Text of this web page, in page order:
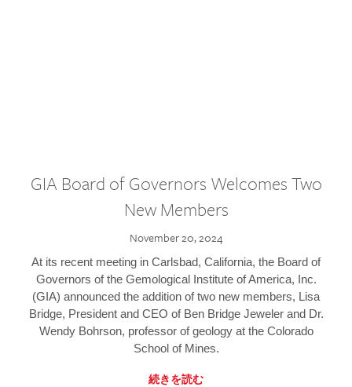
GIA Board of Governors Welcomes Two
New Members
November 20, 2024
At its recent meeting in Carlsbad, California, the Board of
Governors of the Gemological Institute of America, Inc.
(GIA) announced the addition of two new members, Lisa
Bridge, President and CEO of Ben Bridge Jeweler and Dr.
Wendy Bohrson, professor of geology at the Colorado
School of Mines.
続きを読む